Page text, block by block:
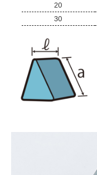
20
30